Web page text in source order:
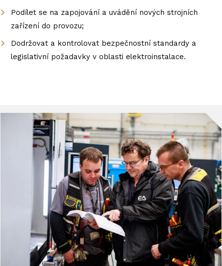
Podílet se na zapojování a uvádění nových strojních
zařízení do provozu;
Dodržovat a kontrolovat bezpečnostní standardy a
legislativní požadavky v oblasti elektroinstalace.